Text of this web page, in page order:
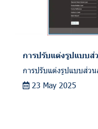
การปรับแต่งรูปแบบ
การปรับแต่งรูปแบบส่ว
23 May 2025